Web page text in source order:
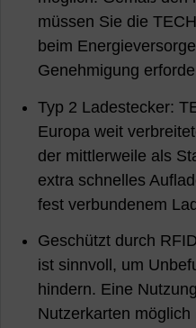
müssen Sie die
beim
Genehmigung
Typ 2 Ladestecker:
Europa weit
der mittlerweile als
extra schnelles
fest verbundenem
Geschützt durch
ist sinnvoll, um
hindern. Eine
Nutzerkarten